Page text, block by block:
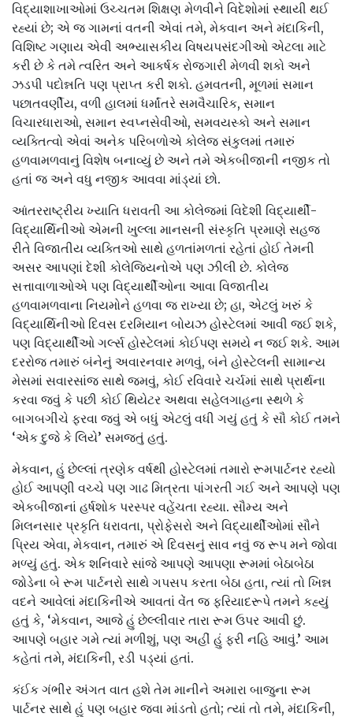
વિદ્યાશાખાઓમાં ઉચ્ચતમ શિક્ષણ મેળવીને વિદેશોમાં સ્થાયી થઈ
રહ્યાં છે; એ જ ગામનાં વતની એવાં તમે, મેકવાન અને મંદાકિની,
વિશિષ્ટ ગણાય એવી અભ્યાસકીય વિષયપસંદગીઓ એટલા માટે
કરી છે કે તમે ત્વરિત અને આકર્ષક રોજગારી મેળવી શકો અને
ઝડપી પદોન્નતિ પણ પ્રાપ્ત કરી શકો. હમવતની, મૂળમાં સમાન
પછાતવર્ણીય, વળી હાલમાં ધર્માંતરે સમવૈચારિક, સમાન
વિચારધારાઓ, સમાન સ્વપ્નસેવીઓ, સમવયસ્કો અને સમાન
વ્યક્તિત્વો એવાં અનેક પરિબળોએ કોલેજ સંકુલમાં તમારું
હળવામળવાનું વિશેષ બનાવ્યું છે અને તમે એકબીજાની નજીક તો
હતાં જ અને વધુ નજીક આવવા માંડ્યાં છો.
આંતરરાષ્ટ્રીય ખ્યાતિ ધરાવતી આ કોલેજમાં વિદેશી વિદ્યાર્થી-
વિદ્યાર્થિનીઓ એમની ખુલ્લા માનસની સંસ્કૃતિ પ્રમાણે સહજ
રીતે વિજાતીય વ્યક્તિઓ સાથે હળતાંમળતાં રહેતાં હોઈ તેમની
અસર આપણાં દેશી કોલેજિયનોએ પણ ઝીલી છે. કોલેજ
સત્તાવાળાઓએ પણ વિદ્યાર્થીઓના આવા વિજાતીય
હળવામળવાના નિયમોને હળવા જ રાખ્યા છે; હા, એટલું ખરું કે
વિદ્યાર્થિનીઓ દિવસ દરમિયાન બોયઝ હોસ્ટેલમાં આવી જઈ શકે,
પણ વિદ્યાર્થીઓ ગર્લ્સ હોસ્ટેલમાં કોઈપણ સમયે ન જઈ શકે. આમ
દરરોજ તમારું બંનેનું અવારનવાર મળવું, બંને હોસ્ટેલની સામાન્ય
મેસમાં સવારસાંજ સાથે જમવું, કોઈ રવિવારે ચર્ચમાં સાથે પ્રાર્થના
કરવા જવું કે પછી કોઈ થિયેટર અથવા સહેલગાહના સ્થળે કે
બાગબગીચે ફરવા જવું એ બધું એટલું વધી ગયું હતું કે સૌ કોઈ તમને
‘એક દુજે કે લિયે’ સમજતું હતું.
મેકવાન, હું છેલ્લાં ત્રણેક વર્ષથી હોસ્ટેલમાં તમારો રૂમપાર્ટનર રહ્યો
હોઈ આપણી વચ્ચે પણ ગાઢ મિત્રતા પાંગરતી ગઈ અને આપણે પણ
એકબીજાનાં હર્ષશોક પરસ્પર વહેંચતા રહ્યા. સૌમ્ય અને
મિલનસાર પ્રકૃતિ ધરાવતા, પ્રોફેસરો અને વિદ્યાર્થીઓમાં સૌને
પ્રિય એવા, મેકવાન, તમારું એ દિવસનું સાવ નવું જ રૂપ મને જોવા
મળ્યું હતું. એક શનિવારે સાંજે આપણે આપણા રૂમમાં બેઠાબેઠા
જોડેના બે રૂમ પાર્ટનરો સાથે ગપસપ કરતા બેઠા હતા, ત્યાં તો ખિન્ન
વદને આવેલાં મંદાકિનીએ આવતાં વેંત જ ફરિયાદરૂપે તમને કહ્યું
હતું કે, ‘મેકવાન, આજે હું છેલ્લીવાર તારા રૂમ ઉપર આવી છું.
આપણે બહાર ગમે ત્યાં મળીશું, પણ અહીં હું ફરી નહિ આવું.’ આમ
કહેતાં તમે, મંદાકિની, રડી પડ્યાં હતાં.
કંઈક ગંભીર અંગત વાત હશે તેમ માનીને અમારા બાજુના રૂમ
પાર્ટનર સાથે હું પણ બહાર જવા માંડતો હતો; ત્યાં તો તમે, મંદાકિની,